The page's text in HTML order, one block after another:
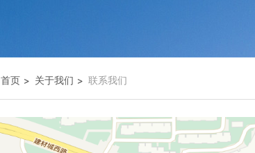
首页 关于我们 联系我们